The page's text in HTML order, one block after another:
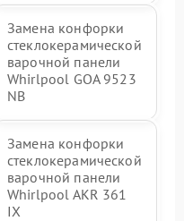
Замена конфорки
стеклокерамической
варочной панели
Whirlpool GOA 9523
NB
Замена конфорки
стеклокерамической
варочной панели
Whirlpool AKR 361
IX